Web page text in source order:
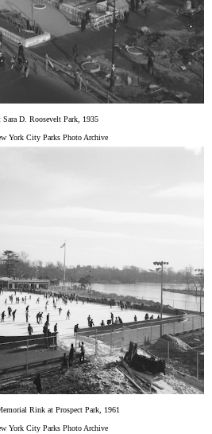
Sara D. Roosevelt Park, 1935
York City Parks Photo Archive
Rink at Prospect Park, 1961
York City Parks Photo Archive